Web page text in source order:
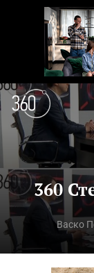
360
Васко